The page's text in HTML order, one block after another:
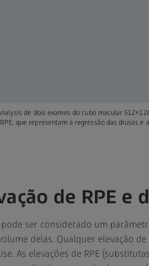
de dois exames do cubo macular
que representam a regressão das drusas e
de RPE e
pode ser considerado um
delas. Qualquer elevação
As elevações de RPE